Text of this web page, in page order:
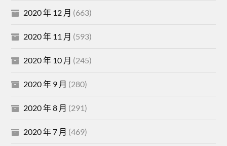
2020 年 12 月 (663)
2020 年 11 月 (593)
2020 年 10 月 (245)
2020 年 9 月 (280)
2020 年 8 月 (291)
2020 年 7 月 (469)